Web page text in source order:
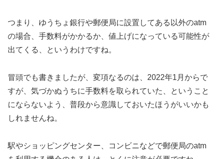
つまり、ゆうちょ銀行や郵便局に設置してある以外のatm
の場合、手数料がかかるか、値上げになっている可能性が
出てくる、というわけですね。
冒頭でも書きましたが、変項なるのは、2022年1月からで
すが、気づかぬうちに手数料を取られていた、ということ
にならないよう、普段から意識しておいたほうがいいかも
しれませんね。
駅やショッピングセンター、コンビニなどで郵便局のatm